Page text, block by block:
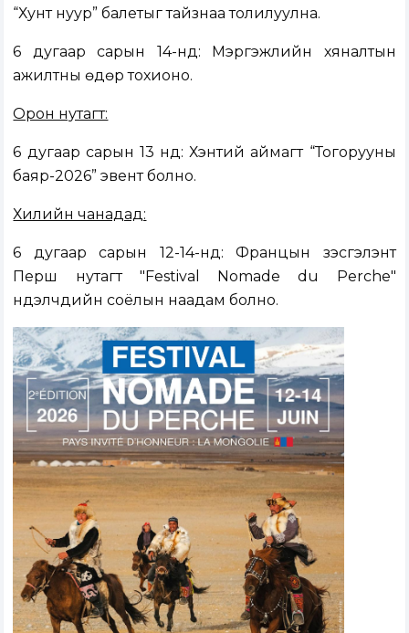
“Хунт нуур” балетыг тайзнаа толилуулна.
6 дугаар сарын 14-нд: Мэргэжлийн хяналтын
ажилтны өдөр тохионо.
Орон нутагт:
6 дугаар сарын 13 нд: Хэнтий аймагт “Тогорууны
баяр-2026” эвент болно.
Хилийн чанадад:
6 дугаар сарын 12-14-нд: Францын үзэсгэлэнт
Перш нутагт "Festival Nomade du Perche"
нүүдэлчдийн соёлын наадам болно.